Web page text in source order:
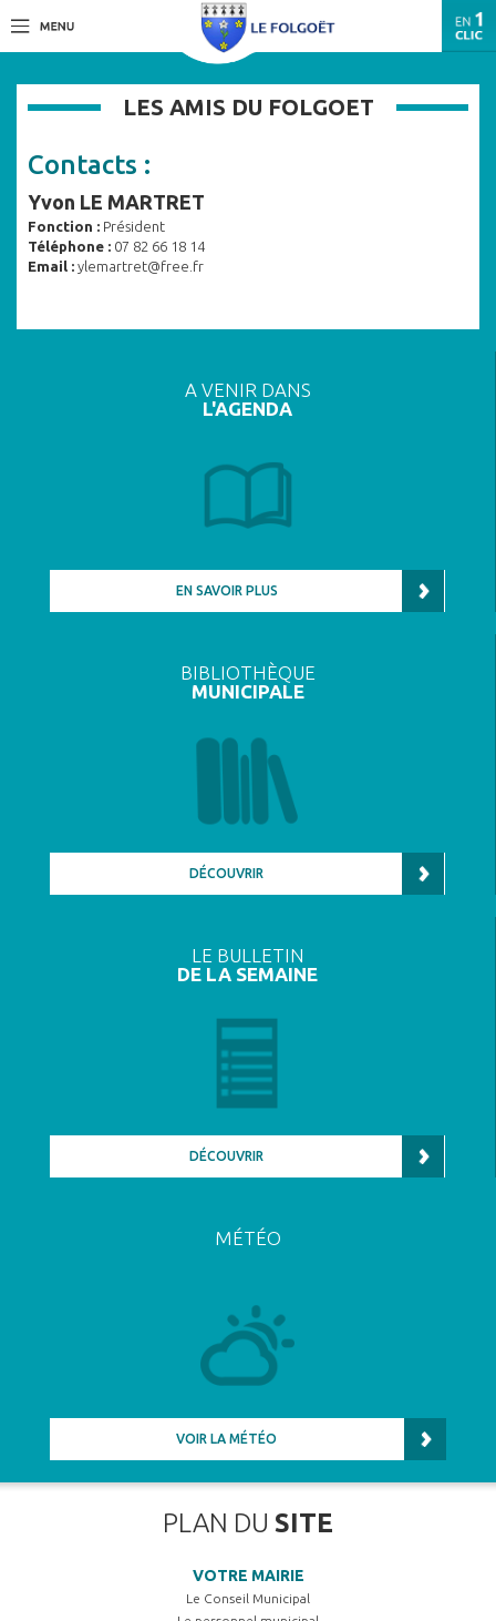
LES AMIS DU FOLGOET
Contacts :
Yvon LE MARTRET
Fonction : Président
Téléphone : 07 82 66 18 14
Email : ylemartret@free.fr
A VENIR DANS
L'AGENDA
EN SAVOIR PLUS
BIBLIOTHÈQUE
MUNICIPALE
DÉCOUVRIR
LE BULLETIN
DE LA SEMAINE
DÉCOUVRIR
MÉTÉO
VOIR LA MÉTÉO
PLAN DU SITE
VOTRE MAIRIE
Le Conseil Municipal